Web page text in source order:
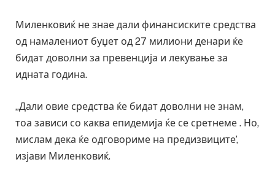
Миленковиќ не знае дали финансиските средства
од намалениот буџет од 27 милиони денари ќе
бидат доволни за превенција и лекување за
идната година.
„Дали овие средства ќе бидат доволни не знам,
тоа зависи со каква епидемија ќе се сретнеме . Но,
мислам дека ќе одговориме на предизвиците’,
изјави Миленковиќ.